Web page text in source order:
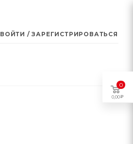
ВОЙТИ / ЗАРЕГИСТРИРОВАТЬСЯ
0
0,00